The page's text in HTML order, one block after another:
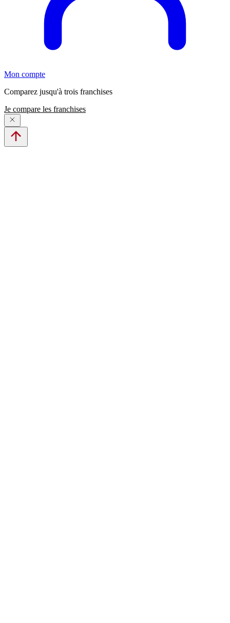
Mon compte
Comparez jusqu'à trois franchises
Je compare les franchises